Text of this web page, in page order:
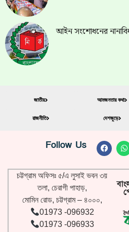
আইন সংশোধনের নানাবিধ
জাতীয়
রাজনীতি
আমজনতার কথা
দেশজুড়ে
Follow Us
চট্টগ্রাম অফিসঃ ৫/এ লুসাই ভবন ৩য়
তলা, চেরাগী পাহাড়,
মোমিন রোড, চট্টগ্রাম – ৪০০০,
01973 -096932
01973 -096933